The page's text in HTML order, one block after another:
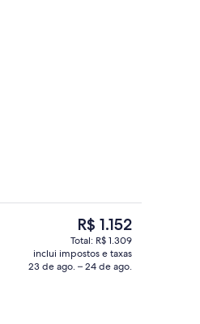
Spa
O
preço
atual
é
R$ 1.152
Total: R$ 1.309
inclui impostos e taxas
23 de ago. – 24 de ago.